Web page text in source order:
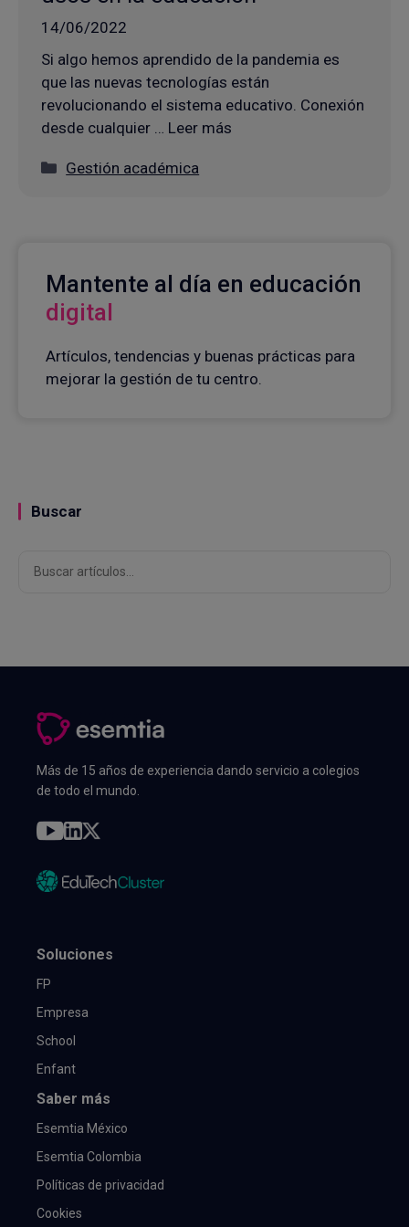
14/06/2022
Si algo hemos aprendido de la pandemia es
que las nuevas tecnologías están
revolucionando el sistema educativo. Conexión
desde cualquier … Leer más
Categorías
Gestión académica
Mantente al día en educación
digital
Artículos, tendencias y buenas prácticas para
mejorar la gestión de tu centro.
Buscar
Más de 15 años de experiencia dando servicio a colegios
de todo el mundo.
Soluciones
FP
Empresa
School
Enfant
Saber más
Esemtia México
Esemtia Colombia
Políticas de privacidad
Cookies